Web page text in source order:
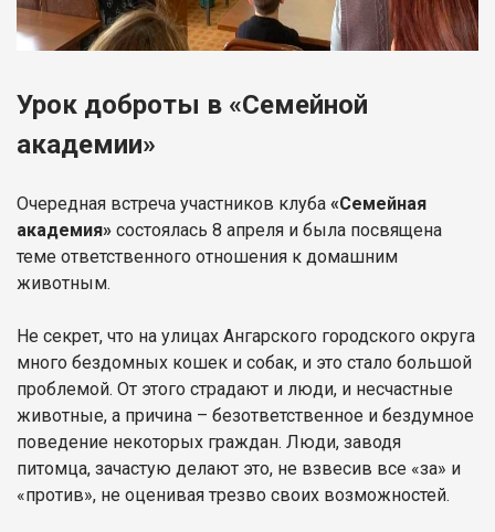
Урок доброты в «Семейной
академии»
Очередная встреча участников клуба «Семейная
академия» состоялась 8 апреля и была посвящена
теме ответственного отношения к домашним
животным.
Не секрет, что на улицах Ангарского городского округа
много бездомных кошек и собак, и это стало большой
проблемой. От этого страдают и люди, и несчастные
животные, а причина – безответственное и бездумное
поведение некоторых граждан. Люди, заводя
питомца, зачастую делают это, не взвесив все «за» и
«против», не оценивая трезво своих возможностей.